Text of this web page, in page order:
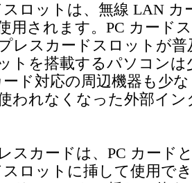
スロットは、無線 LAN カ
用されます。PC カード
レスカードスロットが普
トを搭載するパソコン
ード対応の周辺機器も少
われなくなった外部イ
スカードは、PC カード
スロットに挿して使用で